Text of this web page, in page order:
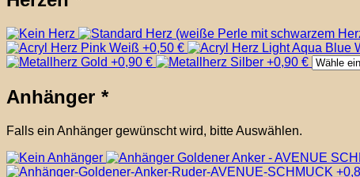
Anhänger *
Falls ein Anhänger gewünscht wird, bitte Auswählen.